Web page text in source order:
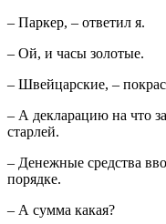
– Паркер, – ответил я.
– Ой, и часы золотые.
– Швейцарские, –
– А декларацию на что
старлей.
– Денежные средства
порядке.
– А сумма какая?